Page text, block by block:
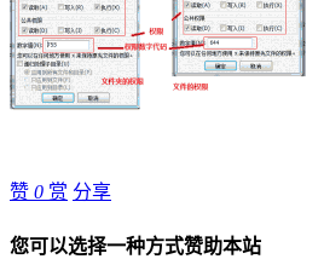
赞 0 赏 分享
您可以选择一种方式赞助本站